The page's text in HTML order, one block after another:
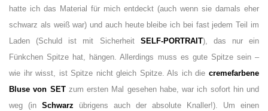
hatte ich das Material für mich entdeckt (auch wenn sie damals eher
schwarz als weiß war) und auch heute bleibe ich bei fast jedem Teil im
Laden (Schuld ist mit Sicherheit SELF-PORTRAIT), das nur ein
Fünkchen Spitze hat, hängen. Allerdings muss es gute Spitze sein –
wie ihr wisst, ist Spitze nicht gleich Spitze. Als ich die cremefarbene
Bluse von SETzum ersten Mal gesehen habe, war ich sofort hin und
weg (in Schwarz übrigens auch der absolute Knaller!). Um einen